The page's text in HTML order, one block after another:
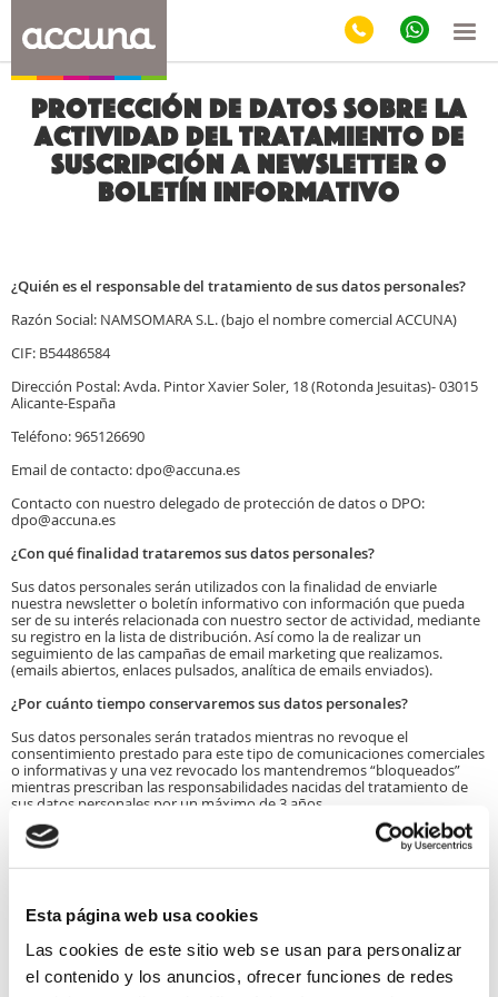
Esta página web usa cookies
Las cookies de este sitio web se usan para personalizar
el contenido y los anuncios, ofrecer funciones de redes
Protección de datos sobre la
actividad del tratamiento de
suscripción a newsletter o
boletín informativo
¿Quién es el responsable del tratamiento de sus datos personales?
Razón Social: NAMSOMARA S.L. (bajo el nombre comercial ACCUNA)
CIF: B54486584
Dirección Postal: Avda. Pintor Xavier Soler, 18 (Rotonda Jesuitas)- 03015
Alicante-España
Teléfono: 965126690
Email de contacto: dpo@accuna.es
Contacto con nuestro delegado de protección de datos o DPO:
dpo@accuna.es
¿Con qué finalidad trataremos sus datos personales?
Sus datos personales serán utilizados con la finalidad de enviarle
nuestra newsletter o boletín informativo con información que pueda
ser de su interés relacionada con nuestro sector de actividad, mediante
su registro en la lista de distribución. Así como la de realizar un
seguimiento de las campañas de email marketing que realizamos.
(emails abiertos, enlaces pulsados, analítica de emails enviados).
¿Por cuánto tiempo conservaremos sus datos personales?
Sus datos personales serán tratados mientras no revoque el
consentimiento prestado para este tipo de comunicaciones comerciales
o informativas y una vez revocado los mantendremos “bloqueados”
mientras prescriban las responsabilidades nacidas del tratamiento de
sus datos personales por un máximo de 3 años.
¿Cuál es la legitimación para el tratamiento de sus datos personales?
Por consentimiento del interesado
¿Hay obligación de facilitar esos datos personales?
¿Cuáles son las consecuencias de no hacerlo?